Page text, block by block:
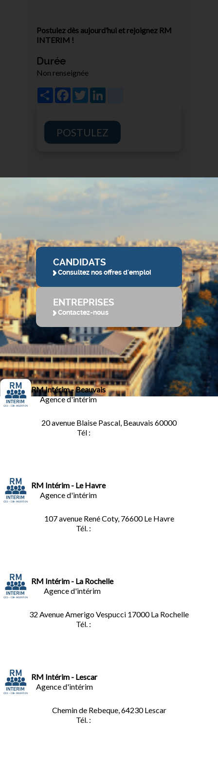
Postulez dès aujourd’hui et rejoignez RM
INTERIM !
Durée
Non renseignée
Share Facebook
Twitter
POSTULEZ
CANDIDATS
Consultez nos offres d'emploi
ENTREPRISES
Contactez-nous
RM Intérim - Beauvais
Agence d'intérim
20 avenue Blaise Pascal, Beauvais 60000
Tél :
RM Intérim - Le Havre
Agence d'intérim
107 avenue René Coty, 76600 Le Havre
Tél. :
RM Intérim - La Rochelle
Agence d'intérim
32 Avenue Amerigo Vespucci 17000 La Rochelle
Tél. :
RM Intérim - Lescar
Agence d'intérim
Chemin de Rebeque, 64230 Lescar
Tél. :